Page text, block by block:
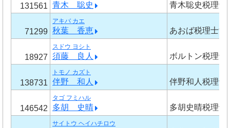
131561 青木 聡史 青木聡史税理士
71299
アキバ カエ
秋葉 香恵 あおば税理士
18927
スドウ ヨシト
須藤 良人 ボルトン税理
138731
トモノ カズト
伴野 和人 伴野和人税理士
146542
タゴ フミハル
多胡 史晴 多胡史晴税理士
サイトウ ヘイハチロウ